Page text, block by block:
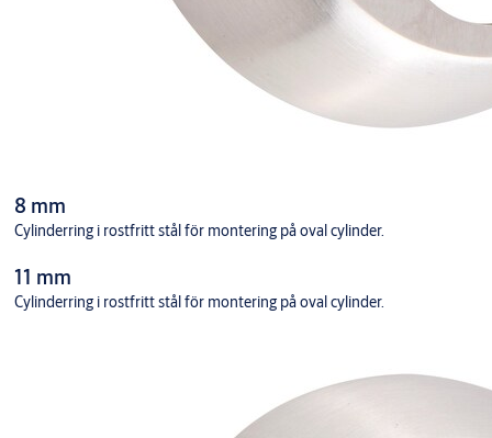
8 mm
Cylinderring i rostfritt stål för montering på oval cylinder.
11 mm
Cylinderring i rostfritt stål för montering på oval cylinder.